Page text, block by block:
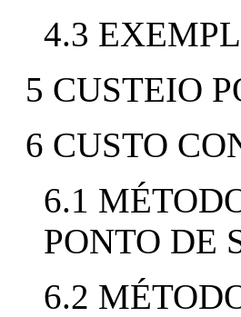
4.3
5 CUSTEIO
6 CUSTO
6.1
PONTO DE
6.2